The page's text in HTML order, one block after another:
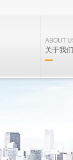
ABOUT
关于我们